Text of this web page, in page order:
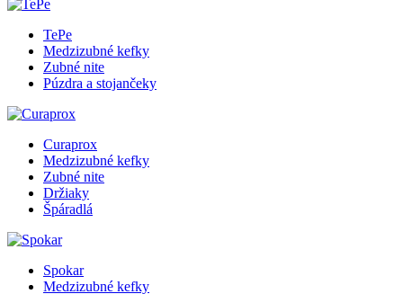
TePe
Medzizubné kefky
Zubné nite
Púzdra a stojančeky
Curaprox
Medzizubné kefky
Zubné nite
Držiaky
Špáradlá
Spokar
Medzizubné kefky